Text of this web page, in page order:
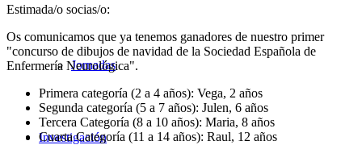
Jornadas
Investigación
Estimada/o socias/o:
Os comunicamos que ya tenemos ganadores de nuestro primer
"concurso de dibujos de navidad de la Sociedad Española de
Enfermería Neurológica".
Primera categoría (2 a 4 años): Vega, 2 años
Segunda categoría (5 a 7 años): Julen, 6 años
Tercera Categoría (8 a 10 años): Maria, 8 años
Cuarta Categoría (11 a 14 años): Raul, 12 años